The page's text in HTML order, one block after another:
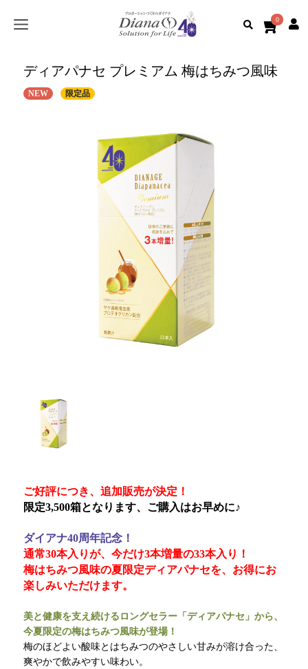
0
ディアパナセ プレミアム 梅はちみつ風味
NEW 限定品
ご好評につき、追加販売が決定！
限定3,500箱となります、ご購入はお早めに♪
ダイアナ40周年記念！
通常30本入りが、今だけ3本増量の33本入り！
梅はちみつ風味の夏限定ディアパナセを、お得にお
楽しみいただけます。
美と健康を支え続けるロングセラー「ディアパナセ」から、
今夏限定の梅はちみつ風味が登場！
梅のほどよい酸味とはちみつのやさしい甘みが溶け合った、
爽やかで飲みやすい味わい。